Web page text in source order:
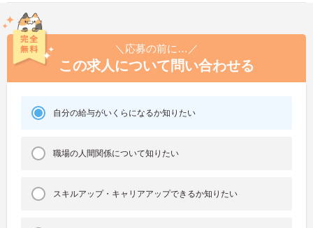
＼応募の前に…／
この求人について問い合わせる
自分の給与がいくらになるか知りたい
職場の人間関係について知りたい
スキルアップ・キャリアアップできるか知りたい